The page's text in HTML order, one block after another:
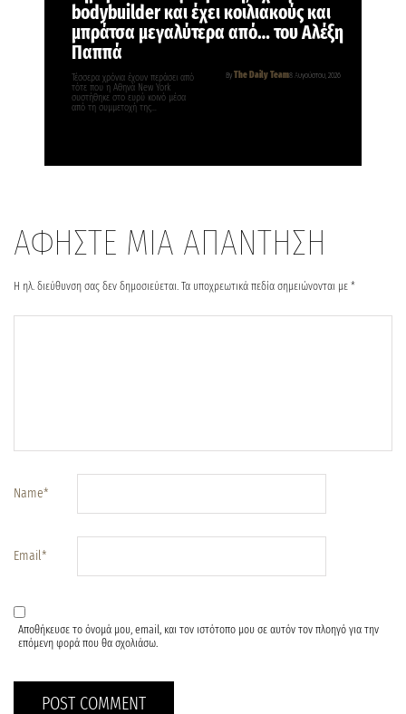
bodybuilder και έχει κοιλιακούς και
μπράτσα μεγαλύτερα από… του Αλέξη
Παππά
By The Daily Team8 Αυγούστου, 2026
Τέσσερα χρόνια έχουν περάσει από
τότε που η Αθηνά New York
συστήθηκε στο ευρύ κοινό μέσα
από τη συμμετοχή της…
ΑΦΗΣΤΕ ΜΙΑ ΑΠΑΝΤΗΣΗ
Η ηλ. διεύθυνση σας δεν δημοσιεύεται. Τα υποχρεωτικά πεδία σημειώνονται με *
Name*
Email*
Αποθήκευσε το όνομά μου, email, και τον ιστότοπο μου σε αυτόν τον πλοηγό για την
επόμενη φορά που θα σχολιάσω.